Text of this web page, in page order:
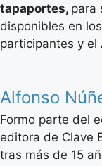
tapaportes, para
disponibles en
participantes y el
Alfonso
Formo parte del
editora de Clave
tras más de 15